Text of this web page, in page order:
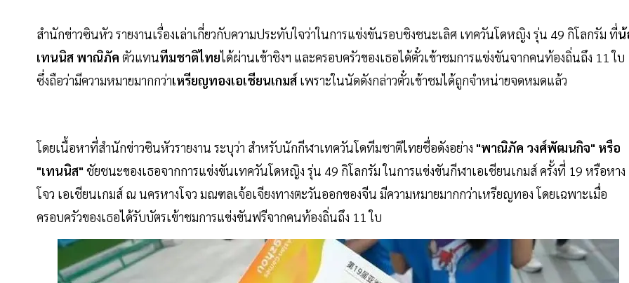
สำนักข่าวซินหัว รายงานเรื่องเล่าเกี่ยวกับความประทับใจว่าในการแข่งขันรอบชิงชนะเลิศ เทควันโดหญิง รุ่น 49 กิโลกรัม ที่น้
เทนนิส พาณิภัค ตัวแทนทีมชาติไทยได้ผ่านเข้าชิงฯ และครอบครัวของเธอได้ตั๋วเข้าชมการแข่งขันจากคนท้องถิ่นถึง 11 ใบ
ซึ่งถือว่ามีความหมายมากกว่าเหรียญทองเอเชียนเกมส์ เพราะในนัดดังกล่าวตั๋วเข้าชมได้ถูกจำหน่ายจดหมดแล้ว
โดยเนื้อหาที่สำนักข่าวซินหัวรายงาน ระบุว่า สำหรับนักกีฬาเทควันโดทีมชาติไทยชื่อดังอย่าง "พาณิภัค วงศ์พัฒนกิจ" หรือ
"เทนนิส" ชัยชนะของเธอจากการแข่งขันเทควันโดหญิง รุ่น 49 กิโลกรัม ในการแข่งขันกีฬาเอเชียนเกมส์ ครั้งที่ 19 หรือหาง
โจว เอเชียนเกมส์ ณ นครหางโจว มณฑลเจ้อเจียงทางตะวันออกของจีน มีความหมายมากกว่าเหรียญทอง โดยเฉพาะเมื่อ
ครอบครัวของเธอได้รับบัตรเข้าชมการแข่งขันฟรีจากคนท้องถิ่นถึง 11 ใบ